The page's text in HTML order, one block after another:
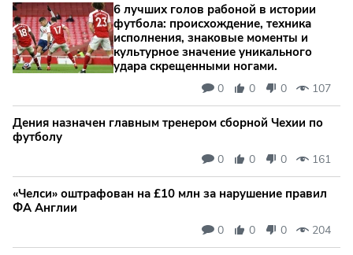
6 лучших голов рабоной в истории
футбола: происхождение, техника
исполнения, знаковые моменты и
культурное значение уникального
удара скрещенными ногами.
0 0 0 107
Дения назначен главным тренером сборной Чехии по
футболу
0 0 0 161
«Челси» оштрафован на £10 млн за нарушение правил
ФА Англии
0 0 0 204